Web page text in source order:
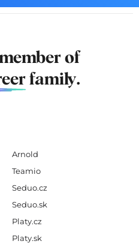
of
family.
Arnold
Teamio
Seduo.cz
Seduo.sk
Platy.cz
Platy.sk